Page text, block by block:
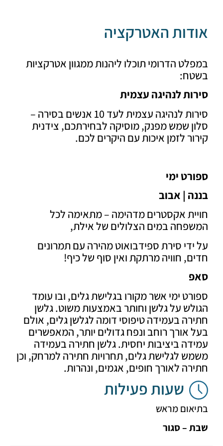
האטרקציה
הדרומי תוכלו ליהנות ממגוון אטרקציות
לנהיגה עצמית
סירות לנהיגה עצמית לעד 10 אנשים בסירה –
שמש מפנק, מוסיקה לבחירתכם, צידנית
לזמן איכות עם היקרים לכם.
ימי
| אבוב
אקסטרים מדהימה – מתאימה לכל
במים הצלולים של אילת,
סירת ספידבואוט מהירה עם תמרונים
חוויה מרתקת ואין סוף של כיף!
ימי אשר מקורו בגלישת גלים, ובו עומד
על גלשן וחותר באמצעות משוט. גלשן
בעמידה טיפוסי דומה לגלשן גלים, אולם
אורך רוחב ונפח גדולים יותר, המאפשרים
ביציבות יחסית. גלשן חתירה בעמידה
לגלישת גלים, תחרויות חתירה למרחק, וכן
לאורך חופים, אגמים, ונהרות.
שעות פעילות
מראש
– סגור